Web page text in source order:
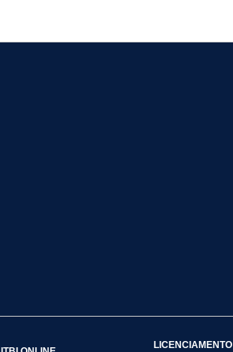
LICENCIAMENTO